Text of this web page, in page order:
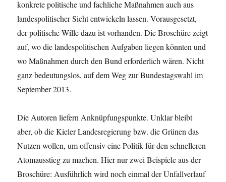
konkrete politische und fachliche Maßnahmen auch aus
landespolitischer Sicht entwickeln lassen. Vorausgesetzt,
der politische Wille dazu ist vorhanden. Die Broschüre zeigt
auf, wo die landespolitischen Aufgaben liegen könnten und
wo Maßnahmen durch den Bund erforderlich wären. Nicht
ganz bedeutungslos, auf dem Weg zur Bundestagswahl im
September 2013.
Die Autoren liefern Anknüpfungspunkte. Unklar bleibt
aber, ob die Kieler Landesregierung bzw. die Grünen das
Nutzen wollen, um offensiv eine Politik für den schnelleren
Atomausstieg zu machen. Hier nur zwei Beispiele aus der
Broschüre: Ausführlich wird noch einmal der Unfallverlauf